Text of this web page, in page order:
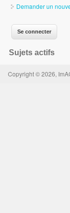
Demander un
Sujets actifs
Copyright © 2026,